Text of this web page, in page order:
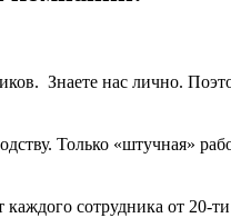
Знаете нас лично.
Только «штучная»
сотрудника от 20-ти